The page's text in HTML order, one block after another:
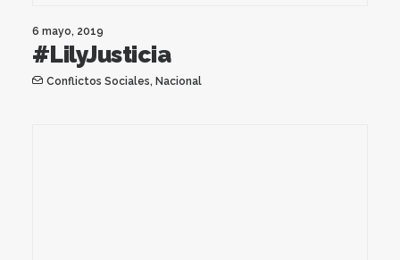
6 mayo, 2019
#LilyJusticia
Conflictos Sociales, Nacional